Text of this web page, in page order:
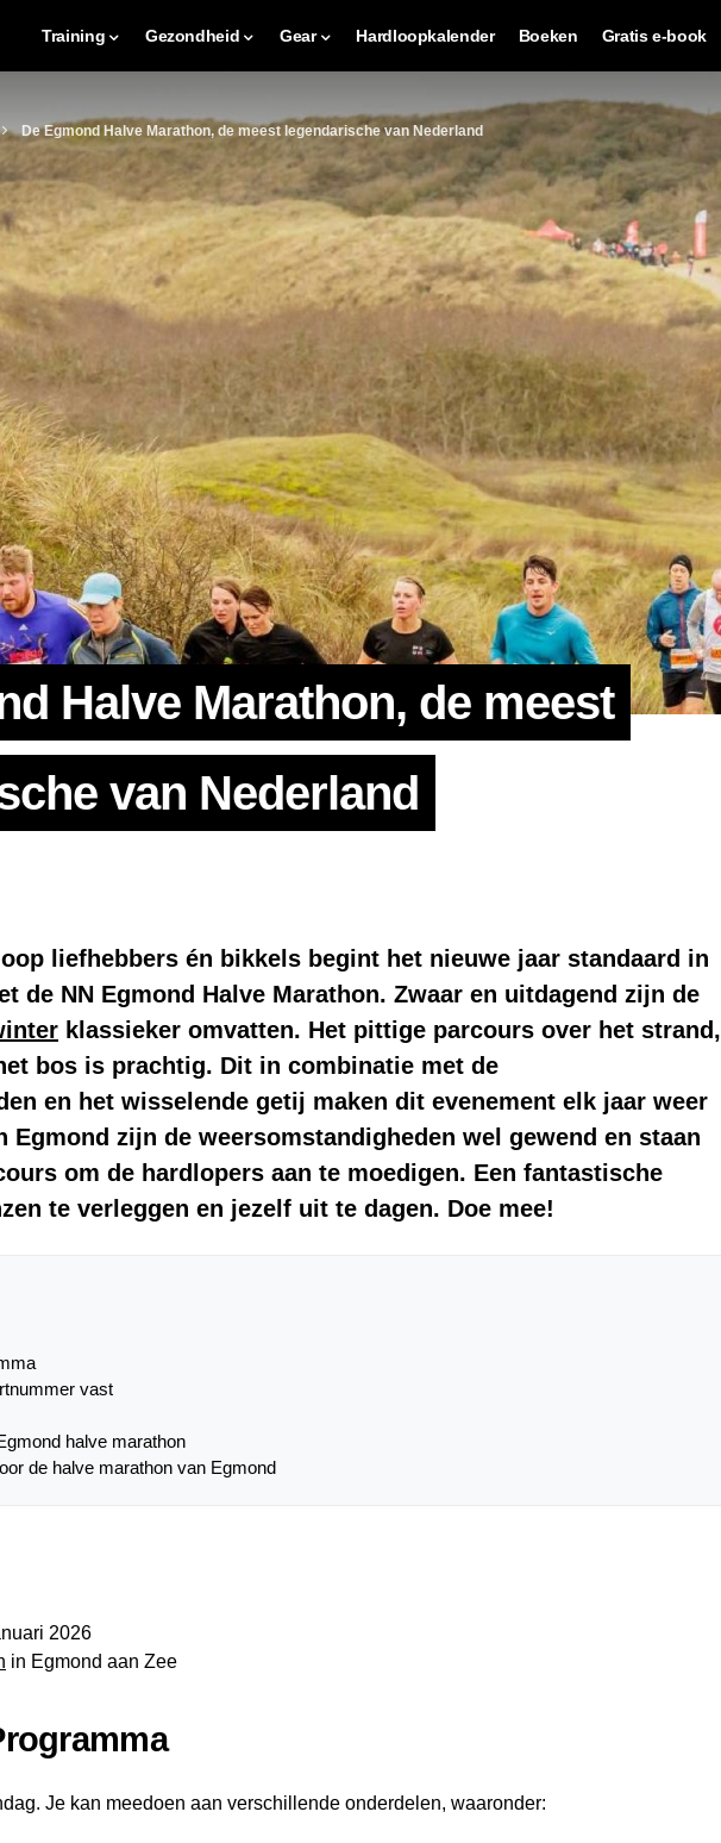
Training Gezondheid Gear Hardloopkalender Boeken Gratis e-book
De Egmond Halve Marathon, de meest legendarische van Nederland
Halve Marathon, de meest
van Nederland
liefhebbers én bikkels begint het nieuwe jaar standaard in
de NN Egmond Halve Marathon. Zwaar en uitdagend zijn de
klassieker omvatten. Het pittige parcours over het strand,
bos is prachtig. Dit in combinatie met de
en het wisselende getij maken dit evenement elk jaar weer
Egmond zijn de weersomstandigheden wel gewend en staan
om de hardlopers aan te moedigen. Een fantastische
te verleggen en jezelf uit te dagen. Doe mee!
vast
halve marathon
de halve marathon van Egmond
2026
in Egmond aan Zee
Je kan meedoen aan verschillende onderdelen, waaronder: